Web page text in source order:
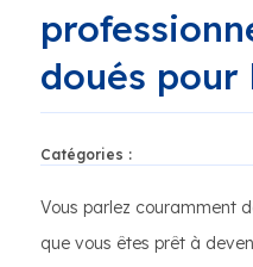
doués
Catégories :
Vous parlez couramment
que vous êtes prêt à